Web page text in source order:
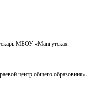
МБОУ «Мангутская
центр общего образовния».